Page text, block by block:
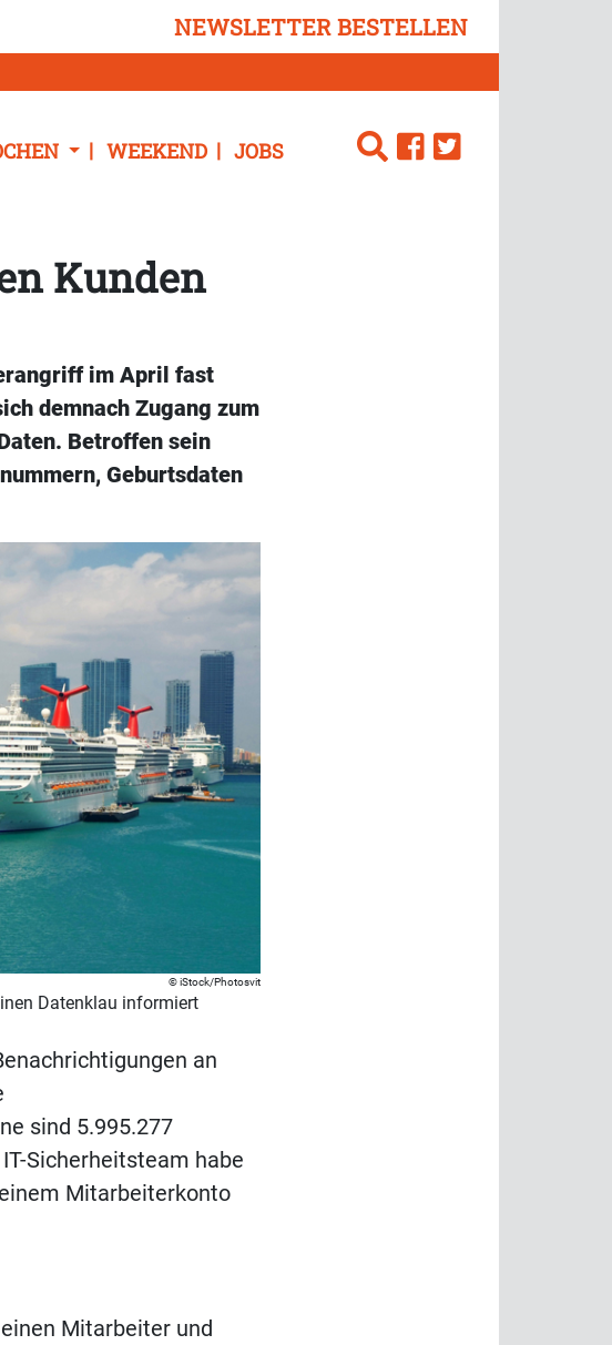
NEWSLETTER BESTELLEN
WEEKEND JOBS
Kunden
im April fast
demnach Zugang zum
Betroffen sein
Geburtsdaten
iStock/Photosvit
Datenklau informiert
an
sind 5.995.277
Sicherheitsteam habe
Mitarbeiterkonto
Mitarbeiter und